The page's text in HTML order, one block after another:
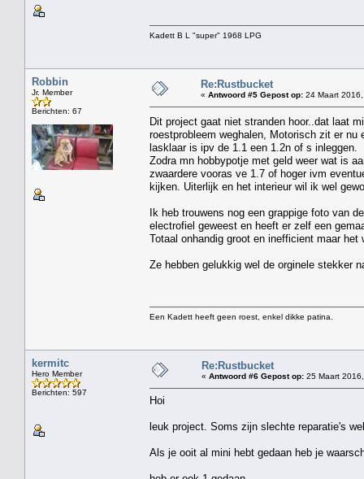
Kadett B L "super" 1968 LPG
Robbin
Jr. Member
Berichten: 67
Re:Rustbucket
« Antwoord #5 Gepost op: 24 Maart
Dit project gaat niet stranden hoor..dat laat
roestprobleem weghalen, Motorisch zit er
lasklaar is ipv de 1.1 een 1.2n of s inleggen.
Zodra mn hobbypotje met geld weer wat is
zwaardere vooras ve 1.7 of hoger ivm
kijken. Uiterlijk en het interieur wil ik wel
Ik heb trouwens nog een grappige foto van
electrofiel geweest en heeft er zelf een
Totaal onhandig groot en inefficient maar
Ze hebben gelukkig wel de orginele stekker
Een Kadett heeft geen roest, enkel dikke patina.
kermitc
Hero Member
Berichten: 597
Re:Rustbucket
« Antwoord #6 Gepost op: 25 Maart
Hoi
leuk project. Soms zijn slechte reparatie's
Als je ooit al mini hebt gedaan heb je